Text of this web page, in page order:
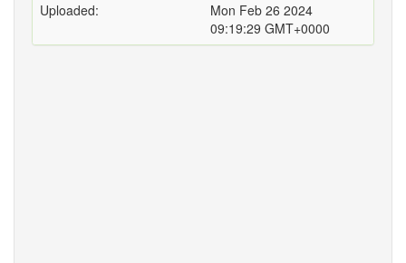
Uploaded:
Mon Feb 26 2024
09:19:29 GMT+0000